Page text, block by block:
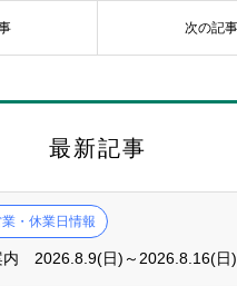
最新記事
・休業日情報
内 2026.8.9(日)～2026.8.16(日)